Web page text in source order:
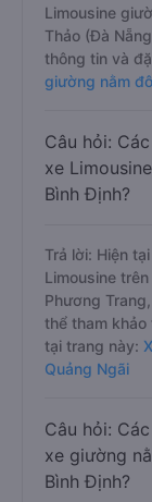
Limousine
Thảo (Đà
thông tin và
giường nằm
Câu hỏi:
xe
Bình Định?
Trả lời: Hiện
Limousine
Phương
thể tham
tại trang này:
Quảng Ngãi
Câu hỏi:
xe giường
Bình Định?